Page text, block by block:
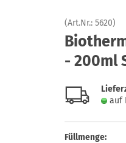
(Art.Nr.: 5620)
- 200ml
auf
Füllmenge: